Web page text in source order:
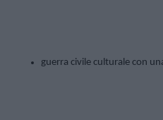
guerra civile culturale con